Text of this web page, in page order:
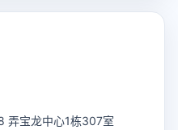
弄宝龙中心1栋307室